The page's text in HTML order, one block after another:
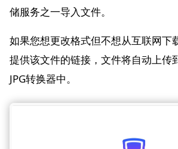
储服务之一导入文件。
如果您想更改格式但不想从互联网下
提供该文件的链接，文件将自动上传
JPG转换器中。